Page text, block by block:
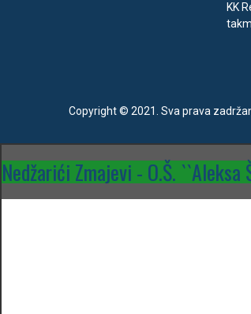
KK
Copyright © 2021. Sva prava
Nedžarići Zmajevi - O.Š. ``Aleksa